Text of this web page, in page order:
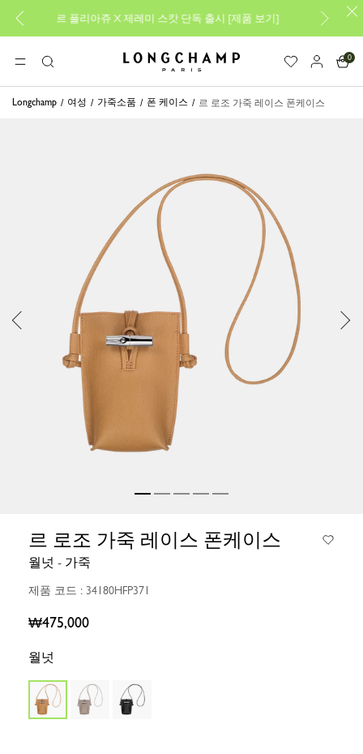
르 플리아쥬 X 제레미 스캇 단독 출시[제품 보기] 새로
메뉴
검
색
롱샴 - 홈
0
Longchamp 여성 가죽소품 폰 케이스 르 로조 가죽 레이스 폰케이스
르 로조 가죽 레이스 폰케이스
월넛 - 가죽
제품 코드 : 34180HFP371
₩475,000
월넛